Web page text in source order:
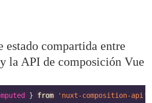
estado compartida entre
la API de composición Vue
} from 'nuxt-composition-api'